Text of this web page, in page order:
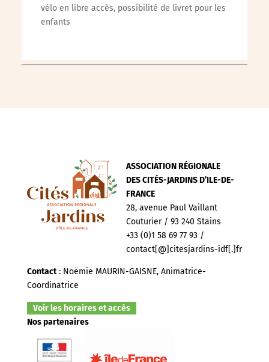
vélo en libre accès, possibilité de livret pour les
enfants
ASSOCIATION RÉGIONALE
DES CITÉS-JARDINS D’ILE-DE-
FRANCE
28, avenue Paul Vaillant
Couturier / 93 240 Stains
+33 (0)1 58 69 77 93 /
contact[@]citesjardins-idf[.]fr
Contact: Noëmie MAURIN-GAISNE, Animatrice-
Coordinatrice
Voir les horaires et accès
Nos partenaires